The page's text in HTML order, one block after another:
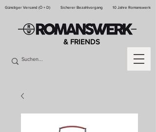
Günstiger Versand (Ö + D) Sicherer Bezahlvorgang 10 Jahre Romanswerk
& FRIENDS